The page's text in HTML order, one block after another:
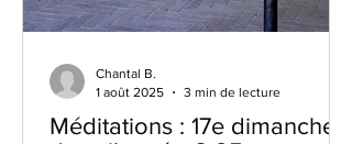
Méditations : 17e dimanche
Chantal B.
1 août 2025
3 min de lecture